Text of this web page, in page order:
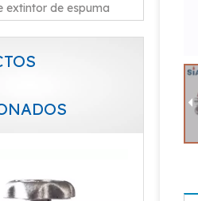
extintor de espuma